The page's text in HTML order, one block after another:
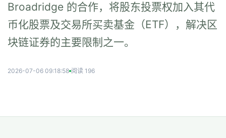
Broadridge 的合作，将股东投票权加入其代
币化股票及交易所买卖基金（ETF），解决区
块链证券的主要限制之一。
2026-07-06 09:18:58 阅读 196